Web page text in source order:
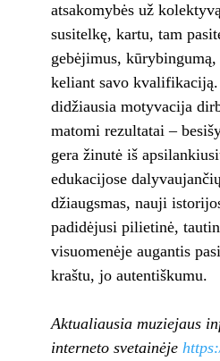
atsakomybės už
susitelkę, kartu, tam
gebėjimus,
keliant savo
didžiausia motyvacija
matomi rezultatai –
gera žinutė iš
edukacijose
džiaugsmas, nauji
padidėjusi pilietinė,
visuomenėje augantis
kraštu, jo autentiškumu.
Aktualiausia muziejaus
interneto svetainėje